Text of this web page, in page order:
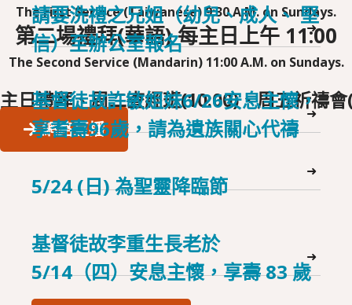
The First Service (Taiwanese) 9:30 A.M. on Sundays.
第二場禮拜(華語) 每主日上午 11:00
The Second Service (Mandarin) 11:00 A.M. on Sundays.
主日禮拜、周二查經班(10:00)、周五祈禱
網路直播
請要洗禮之兄姐（幼兒、成人、 堅
信）至辦公室報名
➜
基督徒故許敏姐妹6/26安息主懷，
享耆壽96歲，請為遺族關心代禱
➜
5/24 (日) 為聖靈降臨節
➜
基督徒故李重生長老於
5/14（四）安息主懷，享壽 83 歲
➜